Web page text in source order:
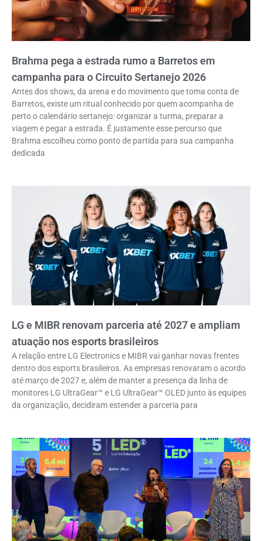
Brahma pega a estrada rumo a Barretos em
campanha para o Circuito Sertanejo 2026
Antes dos shows, da arena e do movimento que toma conta de
Barretos, existe um ritual conhecido por quem acompanha de
perto o calendário sertanejo: organizar a turma, preparar a
viagem e pegar a estrada. É justamente esse percurso que
Brahma escolheu como ponto de partida para sua campanha
dedicada
LG e MIBR renovam parceria até 2027 e ampliam
atuação nos esports brasileiros
A relação entre LG Electronics e MIBR vai ganhar novas frentes
dentro dos esports brasileiros. As empresas renovaram o acordo
até março de 2027 e, além de manter a presença da linha de
monitores LG UltraGear™ e LG UltraGear™ OLED junto às equipes
da organização, decidiram estender a parceria para